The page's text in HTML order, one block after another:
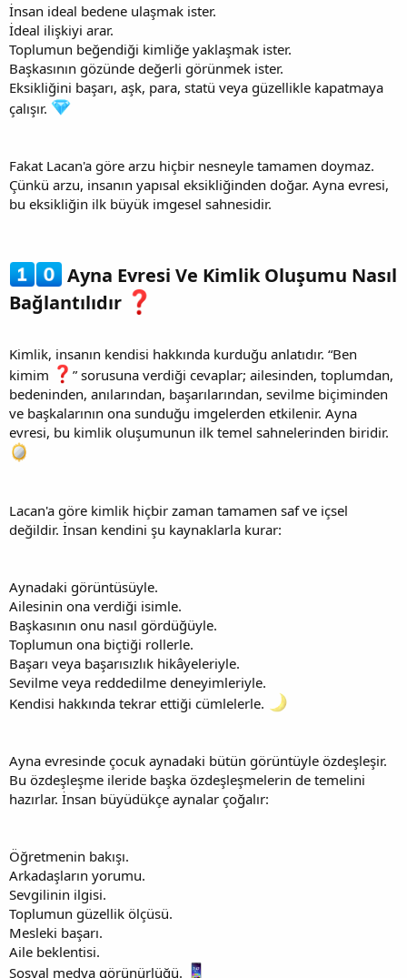
İnsan ideal bedene ulaşmak ister.
İdeal ilişkiyi arar.
Toplumun beğendiği kimliğe yaklaşmak ister.
Başkasının gözünde değerli görünmek ister.
Eksikliğini başarı, aşk, para, statü veya güzellikle kapatmaya
çalışır.
Fakat Lacan'a göre arzu hiçbir nesneyle tamamen doymaz.
Çünkü arzu, insanın yapısal eksikliğinden doğar. Ayna evresi,
bu eksikliğin ilk büyük imgesel sahnesidir.
Ayna Evresi Ve Kimlik Oluşumu Nasıl
Bağlantılıdır
Kimlik, insanın kendisi hakkında kurduğu anlatıdır. “Ben
kimim
” sorusuna verdiği cevaplar; ailesinden, toplumdan,
bedeninden, anılarından, başarılarından, sevilme biçiminden
ve başkalarının ona sunduğu imgelerden etkilenir. Ayna
evresi, bu kimlik oluşumunun ilk temel sahnelerinden biridir.
Lacan'a göre kimlik hiçbir zaman tamamen saf ve içsel
değildir. İnsan kendini şu kaynaklarla kurar:
Aynadaki görüntüsüyle.
Ailesinin ona verdiği isimle.
Başkasının onu nasıl gördüğüyle.
Toplumun ona biçtiği rollerle.
Başarı veya başarısızlık hikâyeleriyle.
Sevilme veya reddedilme deneyimleriyle.
Kendisi hakkında tekrar ettiği cümlelerle.
Ayna evresinde çocuk aynadaki bütün görüntüyle özdeşleşir.
Bu özdeşleşme ileride başka özdeşleşmelerin de temelini
hazırlar. İnsan büyüdükçe aynalar çoğalır:
Öğretmenin bakışı.
Arkadaşların yorumu.
Sevgilinin ilgisi.
Toplumun güzellik ölçüsü.
Mesleki başarı.
Aile beklentisi.
Sosyal medya görünürlüğü.